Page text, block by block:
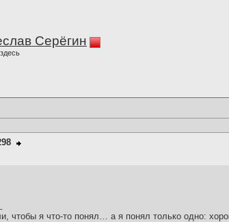
Серёгин
чтобы я что-то понял… а я понял только одно: